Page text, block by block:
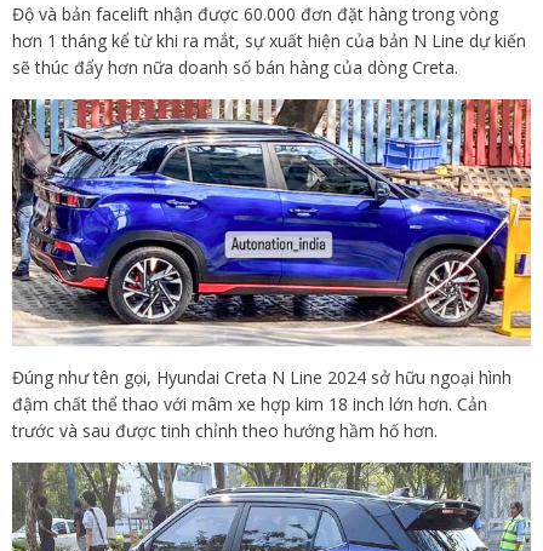
Độ và bản facelift nhận được 60.000 đơn đặt hàng trong vòng
hơn 1 tháng kể từ khi ra mắt, sự xuất hiện của bản N Line dự kiến
sẽ thúc đẩy hơn nữa doanh số bán hàng của dòng Creta.
Đúng như tên gọi, Hyundai Creta N Line 2024 sở hữu ngoại hình
đậm chất thể thao với mâm xe hợp kim 18 inch lớn hơn. Cản
trước và sau được tinh chỉnh theo hướng hầm hố hơn.